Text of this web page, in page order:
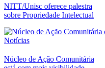
NITT/Unisc oferece palestra
sobre Propriedade Intelectual
Notícias
Núcleo de Ação Comunitária